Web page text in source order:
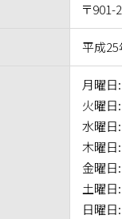
〒
平成25
月曜日
火曜日
水曜日
木曜日
金曜日
土曜日
日曜日